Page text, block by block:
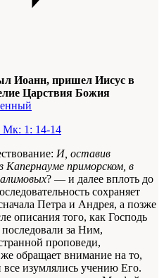
Иоанн, пришел Иисус в
Царствия Божия
Мк: 1: 14-14
И, оставив
Капернауме приморском, в
? — и далее вплоть до
сохраняет
Петра и Андрея, а позже
описания того, как Господь
за Ним,
проповеди,
обращает внимание на то,
все изумлялись учению Его.